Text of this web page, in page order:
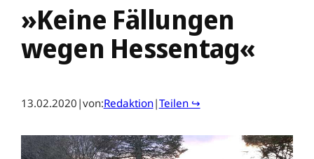
»Keine Fällungen
wegen Hessentag«
13.02.2020 |von:Redaktion|Teilen ↪